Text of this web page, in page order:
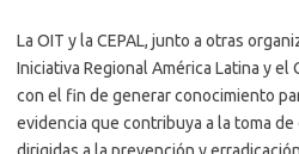
La OIT y la CEPAL, junto a otras
Iniciativa Regional América Latina y el
con el fin de generar conocimiento
evidencia que contribuya a la toma